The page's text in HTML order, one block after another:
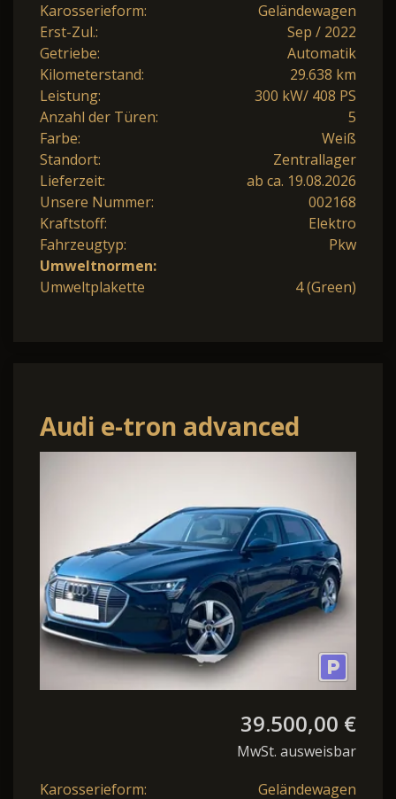
Karosserieform:
Geländewagen
Erst-Zul.:
Sep / 2022
Getriebe:
Automatik
Kilometerstand:
29.638 km
Leistung:
300 kW/ 408 PS
Anzahl der Türen:
5
Farbe:
Weiß
Standort:
Zentrallager
Lieferzeit:
ab ca. 19.08.2026
Unsere Nummer:
002168
Kraftstoff:
Elektro
Fahrzeugtyp:
Pkw
Umweltnormen:
Umweltplakette
4 (Green)
Audi e-tron advanced
quattro 55 ASSISTENZ-
TOUR+PANORA
39.500,00 €
MwSt. ausweisbar
Karosserieform:
Geländewagen